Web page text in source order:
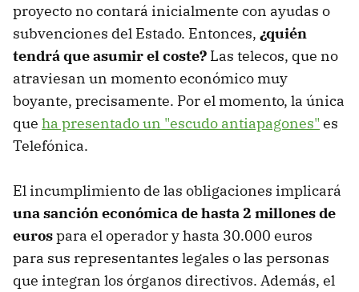
proyecto no contará inicialmente con ayudas o
subvenciones del Estado. Entonces, ¿quién
tendrá que asumir el coste? Las telecos, que no
atraviesan un momento económico muy
boyante, precisamente. Por el momento, la única
que ha presentado un "escudo antiapagones" es
Telefónica.
El incumplimiento de las obligaciones implicará
una sanción económica de hasta 2 millones de
eurospara el operador y hasta 30.000 euros
para sus representantes legales o las personas
que integran los órganos directivos. Además, el